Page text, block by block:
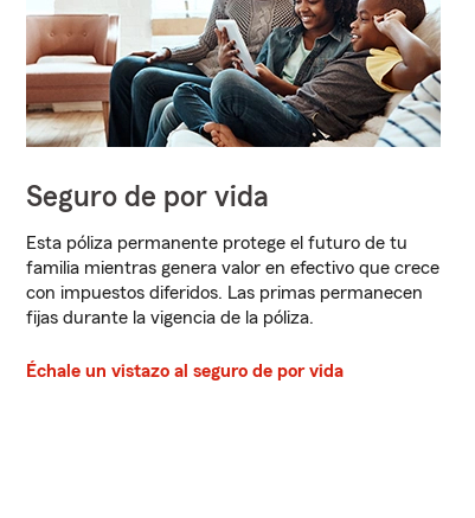
Seguro de por vida
Esta póliza permanente protege el futuro de tu
familia mientras genera valor en efectivo que crece
con impuestos diferidos. Las primas permanecen
fijas durante la vigencia de la póliza.
Échale un vistazo al seguro de por vida